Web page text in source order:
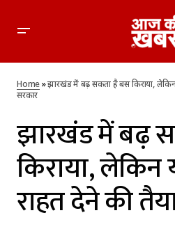
तैयारी में सरकार
Home»झारखंड में बढ़ सकता है बस किराया, लेकिन
सरकार
झारखंड में बढ़
किराया, लेकिन
राहत देने की